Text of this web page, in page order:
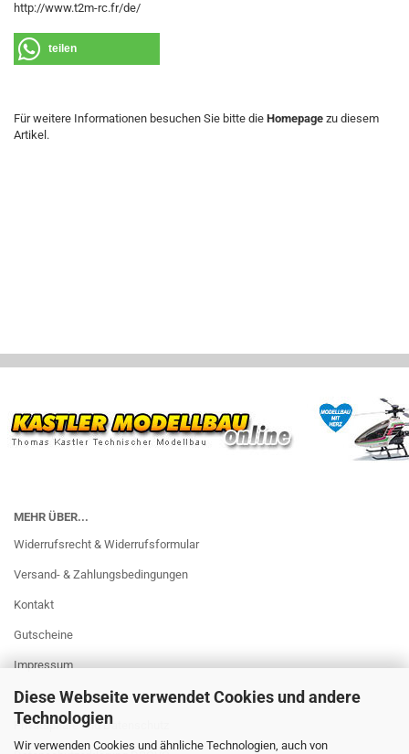
Diese Webseite verwendet Cookies und andere
Technologien
Wir verwenden Cookies und ähnliche Technologien, auch von
http://www.t2m-rc.fr/de/
teilen
Für weitere Informationen besuchen Sie bitte die Homepage zu diesem
Artikel.
MEHR ÜBER...
Widerrufsrecht & Widerrufsformular
Versand- & Zahlungsbedingungen
Kontakt
Gutscheine
Impressum
AGB
Privatsphäre und Datenschutz